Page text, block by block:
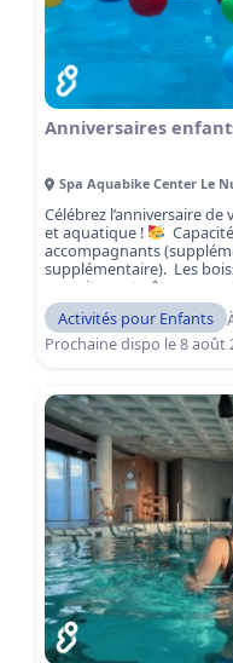
Anniversaires
Spa Aquabike Center Le
Célébrez l’anniversaire
et aquatique !
accompagnants
supplémentaire). Les
nourriture et gâteaux
sur demande). Une
encadrée par notre
Activités pour Enfants
Prochaine dispo le8 août